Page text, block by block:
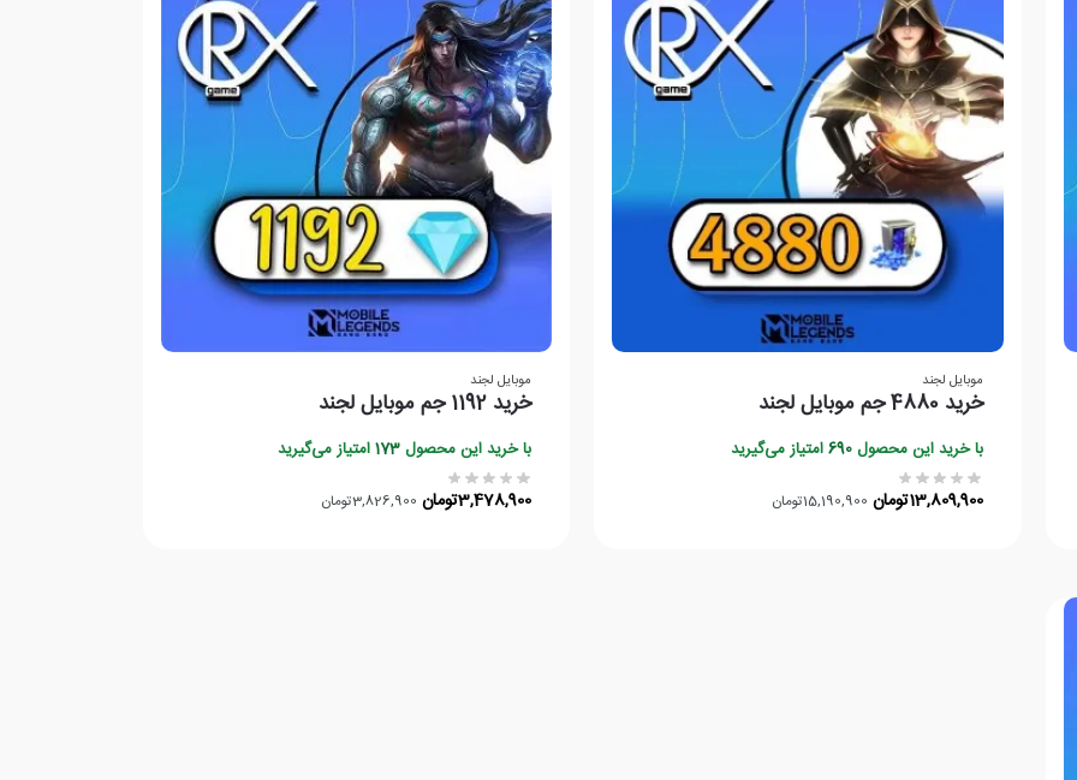
موبایل لجند
خرید 4880 جم موبایل لجند
با خرید این محصول690امتیاز می‌گیرید
15,190,900تومان 13,809,900تومان
موبایل لجند
خرید 1192 جم موبایل لجند
با خرید این محصول173امتیاز می‌گیرید
3,826,900تومان 3,478,900تومان